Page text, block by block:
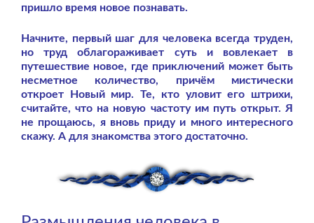
пришло время новое познавать.
Начните, первый шаг для человека всегда труден,
но труд облагораживает суть и вовлекает в
путешествие новое, где приключений может быть
несметное количество, причём мистически
откроет Новый мир. Те, кто уловит его штрихи,
считайте, что на новую частоту им путь открыт. Я
не прощаюсь, я вновь приду и много интересного
скажу. А для знакомства этого достаточно.